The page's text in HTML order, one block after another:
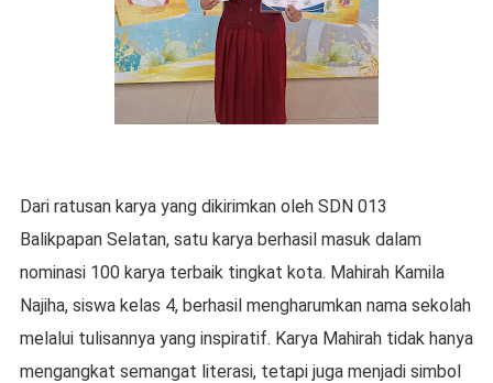
Dari ratusan karya yang dikirimkan oleh SDN 013
Balikpapan Selatan, satu karya berhasil masuk dalam
nominasi 100 karya terbaik tingkat kota. Mahirah Kamila
Najiha, siswa kelas 4, berhasil mengharumkan nama sekolah
melalui tulisannya yang inspiratif. Karya Mahirah tidak hanya
mengangkat semangat literasi, tetapi juga menjadi simbol